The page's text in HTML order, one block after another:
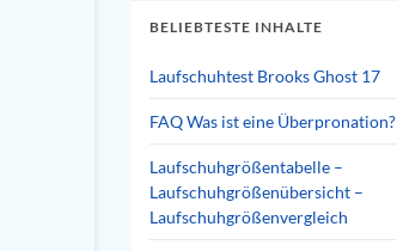
BELIEBTESTE INHALTE
Laufschuhtest Brooks Ghost 17
FAQ Was ist eine Überpronation?
Laufschuhgrößentabelle –
Laufschuhgrößenübersicht –
Laufschuhgrößenvergleich